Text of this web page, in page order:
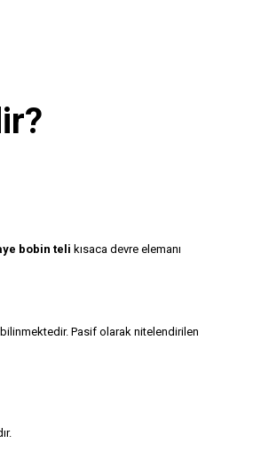
bobin teli kısaca devre elemanı
Pasif olarak nitelendirilen